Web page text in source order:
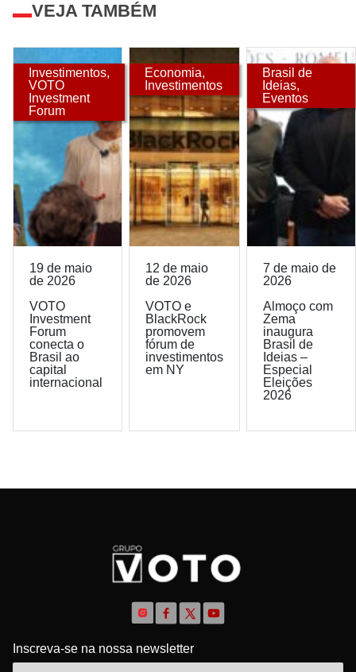
VEJA TAMBÉM
Investimentos,
VOTO
Investment
Forum
19 de maio
de 2026
VOTO
Investment
Forum
conecta o
Brasil ao
capital
internacional
Economia,
Investimentos
12 de maio
de 2026
VOTO e
BlackRock
promovem
fórum de
investimentos
em NY
Brasil de
Ideias,
Eventos
7 de maio de
2026
Almoço com
Zema
inaugura
Brasil de
Ideias –
Especial
Eleições
2026
Inscreva-se na nossa newsletter